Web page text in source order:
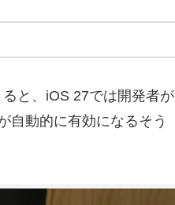
と、iOS 27では開発者が
自動的に有効になるそう